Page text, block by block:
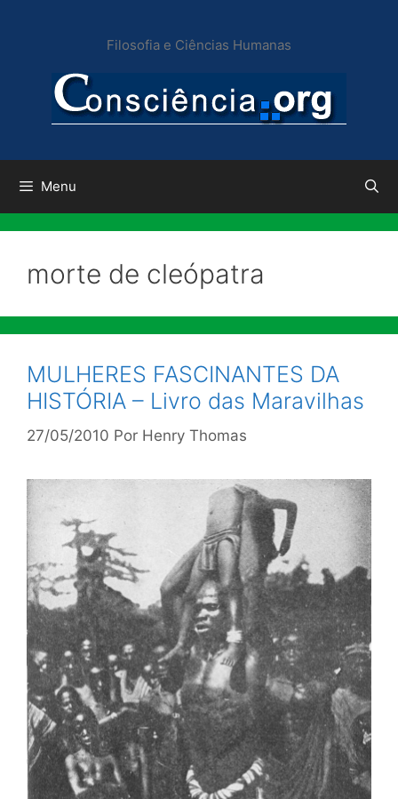
conteúdo
Filosofia e Ciências Humanas
Menu
morte de cleópatra
MULHERES FASCINANTES DA
HISTÓRIA – Livro das Maravilhas
27/05/2010 Por Henry Thomas